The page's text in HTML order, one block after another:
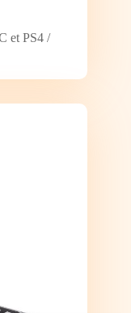
et PS4 /